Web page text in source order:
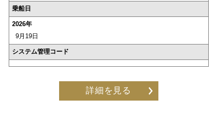
乗船日
2026年
9月19日
システム管理コード
詳細を見る